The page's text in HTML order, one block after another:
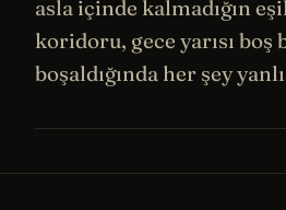
asla içinde kalmadığın
koridoru, gece yarısı
boşaldığında her şey